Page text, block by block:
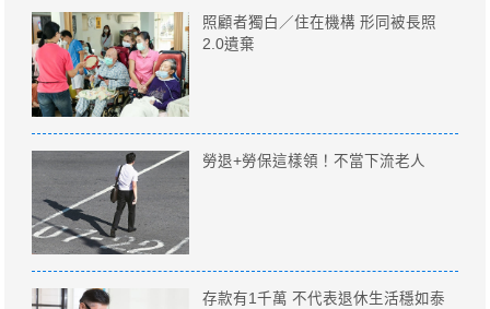
照顧者獨白／住在機構 形同被長照
2.0遺棄
勞退+勞保這樣領！不當下流老人
存款有1千萬 不代表退休生活穩如泰